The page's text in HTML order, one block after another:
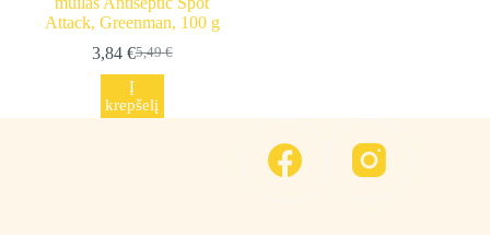
Attack, Greenman, 100 g
5,49€
Original
price
was:
5,49 €.
3,84 €Current
price
is:
3,84 €.
Į
krepšelį